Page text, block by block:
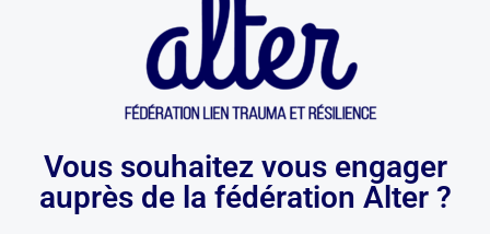
Vous souhaitez vous engager
auprès de la fédération Alter ?